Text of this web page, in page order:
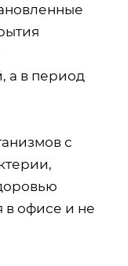
а в период
с
в офисе и не